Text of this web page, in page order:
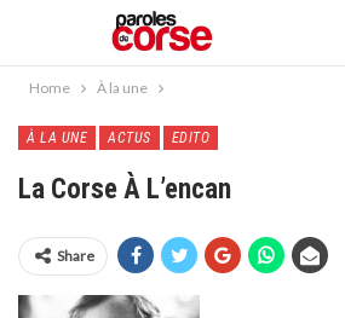
Home À la une
À LA UNE ACTUS EDITO
La Corse À L’encan
Share